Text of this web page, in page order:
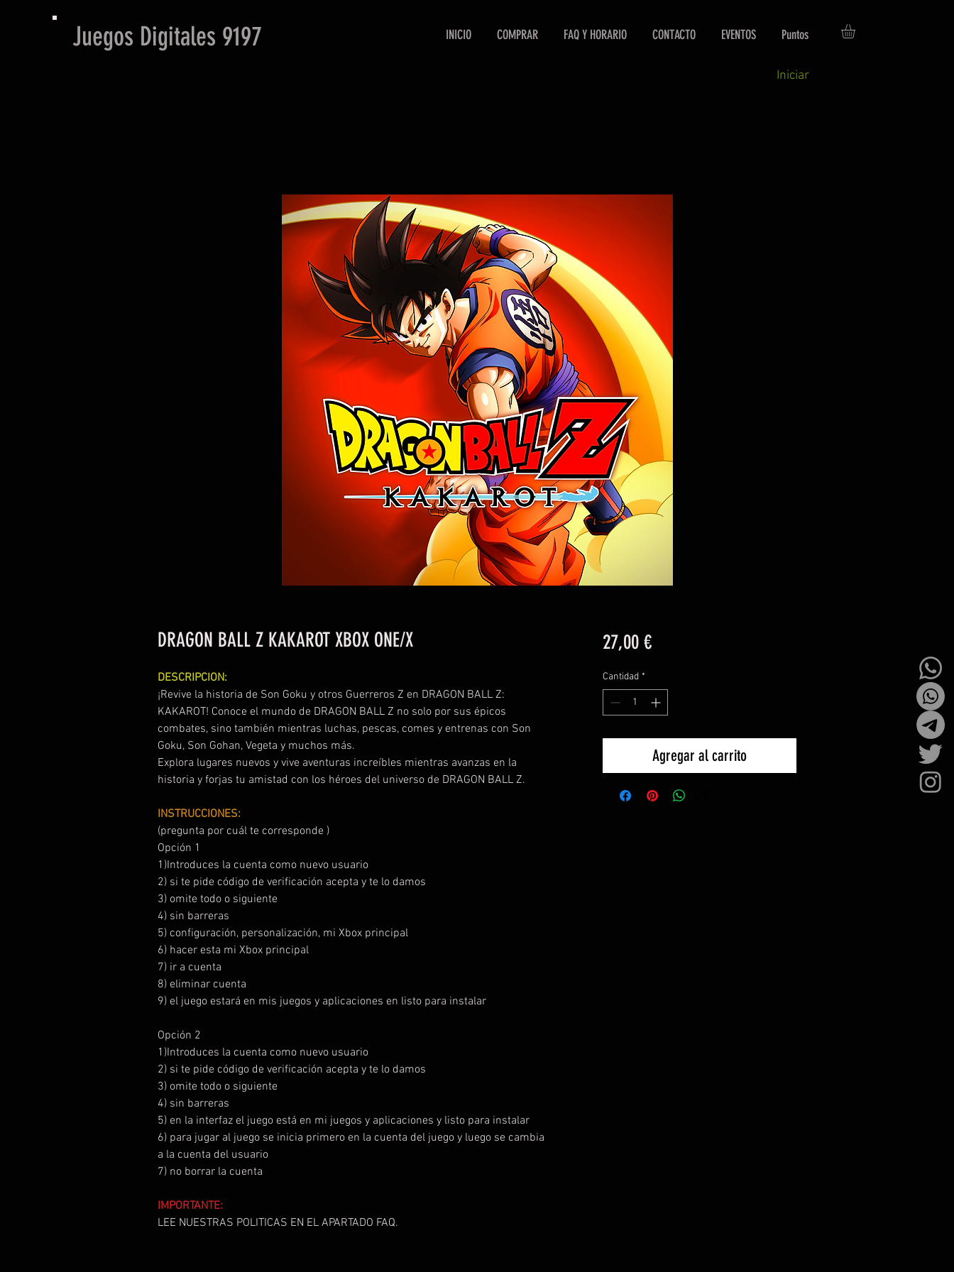
Juegos Digitales 9197 INICIO COMPRAR FAQ Y HORARIO CONTACTO EVENTOS Puntos
Iniciar
DRAGON BALL Z KAKAROT XBOX ONE/X
DESCRIPCION:
¡Revive la historia de Son Goku y otros Guerreros Z en DRAGON BALL Z:
KAKAROT! Conoce el mundo de DRAGON BALL Z no solo por sus épicos
combates, sino también mientras luchas, pescas, comes y entrenas con Son
Goku, Son Gohan, Vegeta y muchos más.
Explora lugares nuevos y vive aventuras increíbles mientras avanzas en la
historia y forjas tu amistad con los héroes del universo de DRAGON BALL Z.
INSTRUCCIONES:
(pregunta por cuál te corresponde )
Opción 1
1)Introduces la cuenta como nuevo usuario
2) si te pide código de verificación acepta y te lo damos
3) omite todo o siguiente
4) sin barreras
5) configuración, personalización, mi Xbox principal
6) hacer esta mi Xbox principal
7) ir a cuenta
8) eliminar cuenta
9) el juego estará en mis juegos y aplicaciones en listo para instalar
Opción 2
1)Introduces la cuenta como nuevo usuario
2) si te pide código de verificación acepta y te lo damos
3) omite todo o siguiente
4) sin barreras
5) en la interfaz el juego está en mi juegos y aplicaciones y listo para instalar
6) para jugar al juego se inicia primero en la cuenta del juego y luego se cambia
a la cuenta del usuario
7) no borrar la cuenta
IMPORTANTE:
LEE NUESTRAS POLITICAS EN EL APARTADO FAQ.
27,00 €Precio
Cantidad *
Agregar al carrito